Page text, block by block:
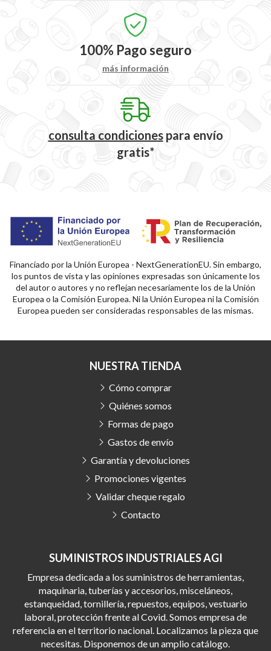
100% Pago seguro
más información
consulta condicionespara envío
gratis*
Financiado por la Unión Europea - NextGenerationEU. Sin embargo,
los puntos de vista y las opiniones expresadas son únicamente los
del autor o autores y no reflejan necesariamente los de la Unión
Europea o la Comisión Europea. Ni la Unión Europea ni la Comisión
Europea pueden ser consideradas responsables de las mismas.
SUMINISTROS INDUSTRIALES AGI
Empresa dedicada a los suministros de herramientas,
maquinaria, tuberías y accesorios, misceláneos,
estanqueidad, tornillería, repuestos, equipos, vestuario
laboral, protección frente al Covid. Somos empresa de
referencia en el territorio nacional. Localizamos la pieza que
necesitas. Disponemos de un amplio catálogo.
NUESTRA TIENDA
Cómo comprar
Quiénes somos
Formas de pago
Gastos de envío
Garantía y devoluciones
Promociones vigentes
Validar cheque regalo
Contacto